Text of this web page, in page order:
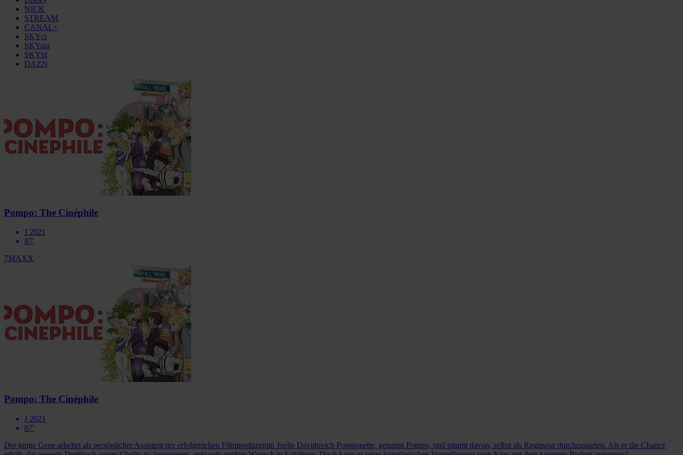
NICK
STREAM
CANAL+
SKYci
SKYaut
SKYbl
DAZN
Pompo: The Cinéphile
J 2021
87'
7MAXX
Pompo: The Cinéphile
J 2021
87'
Der junge Gene arbeitet als persönlicher Assistent der erfolgreichen Filmproduzentin Joelle Davidovich Pomponette, genannt Pompo, und träumt davon, selbst als Regisseur durchzustarten. Als er die Chance